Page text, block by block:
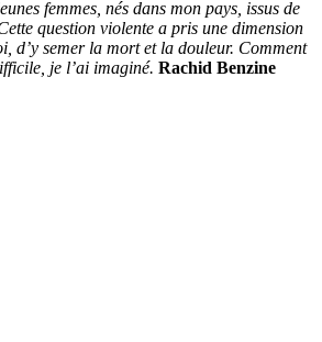
femmes, nés dans mon pays, issus de
question violente a pris une dimension
d’y semer la mort et la douleur. Comment
je l’ai imaginé. Rachid Benzine